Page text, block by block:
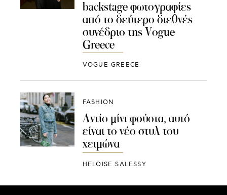
backstage φωτογραφίες
από το δεύτερο διεθνές
συνέδριο της Vogue
Greece
VOGUE GREECE
FASHION
Αντίο μίνι φούστα, αυτό
είναι το νέο στυλ του
χειμώνα
HELOISE SALESSY